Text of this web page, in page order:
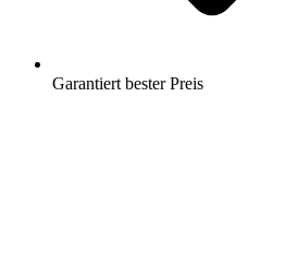
Garantiert bester Preis